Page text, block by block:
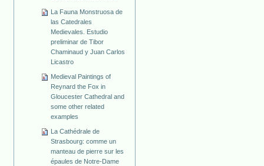
La Fauna Monstruosa de
las Catedrales
Medievales. Estudio
preliminar de Tibor
Chaminaud y Juan Carlos
Licastro
Medieval Paintings of
Reynard the Fox in
Gloucester Cathedral and
some other related
examples
La Cathédrale de
Strasbourg: comme un
manteau de pierre sur les
épaules de Notre-Dame